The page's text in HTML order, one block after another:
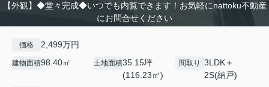
【外観】◆堂々完成◆いつでも内覧できます！お気軽にnattoku不動産
にお問合せください
価格 2,499万円
建物面積98.40㎡ 土地面積35.15坪
(116.23㎡)
間取り
3LDK＋
2S(納戸)